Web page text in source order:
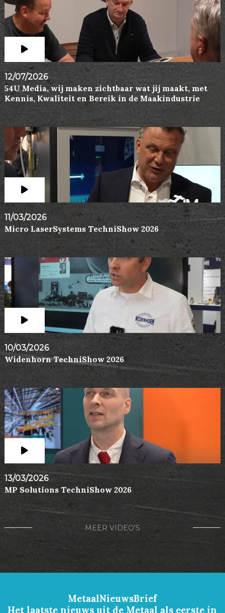
12/07/2026
54U Media, wij maken zichtbaar wat jij maakt, met
Kennis, Kwaliteit en Bereik in de Maakindustrie
11/03/2026
Micro LaserSystems TechniShow 2026
10/03/2026
Widenhorn TechniShow 2026
13/03/2026
MP Solutions TechniShow 2026
MEER VIDEO'S
MetaalNieuwsBrief
Het laatste nieuws uit de Metaal als eerste in